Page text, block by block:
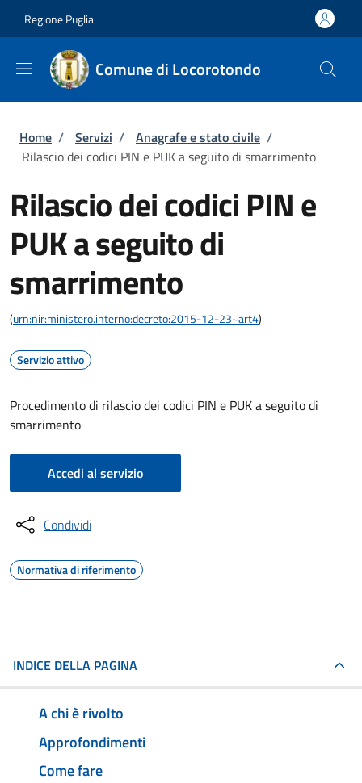
Regione Puglia
Comune di Locorotondo
Briciole di pane
Home / Servizi / Anagrafe e stato civile /
Rilascio dei codici PIN e PUK a seguito di smarrimento
Rilascio dei codici PIN e
PUK a seguito di
smarrimento
(urn:nir:ministero.interno:decreto:2015-12-23~art4)
Servizio attivo
Procedimento di rilascio dei codici PIN e PUK a seguito di
smarrimento
Accedi al servizio
Condividi
Normativa di riferimento
INDICE DELLA PAGINA
A chi è rivolto
Approfondimenti
Come fare